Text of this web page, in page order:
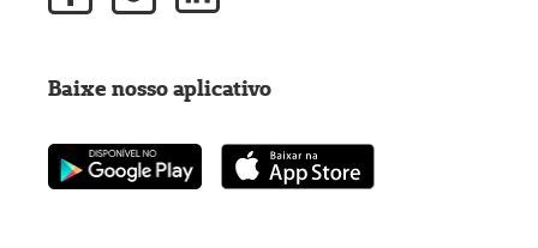
Baixe nosso aplicativo